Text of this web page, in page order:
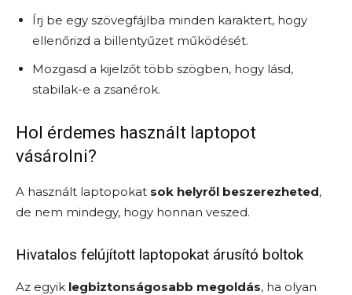
Írj be egy szövegfájlba minden karaktert, hogy
ellenőrizd a billentyűzet működését.
Mozgasd a kijelzőt több szögben, hogy lásd,
stabilak-e a zsanérok.
Hol érdemes használt laptopot
vásárolni?
A használt laptopokat sok helyről beszerezheted,
de nem mindegy, hogy honnan veszed.
Hivatalos felújított laptopokat árusító boltok
Az egyik legbiztonságosabb megoldás, ha olyan